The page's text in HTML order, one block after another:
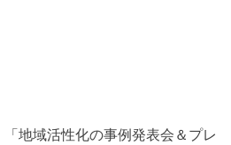
地域活性化の事例発表会＆プレ